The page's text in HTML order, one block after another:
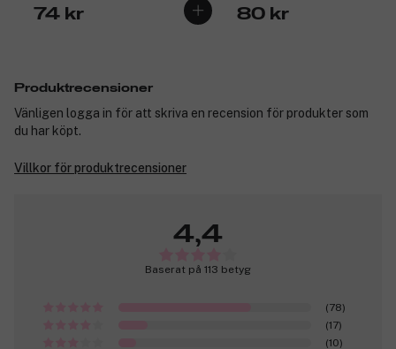
74 kr 80 kr
Produktrecensioner
Vänligen logga in för att skriva en recension för produkter som
du har köpt.
Villkor för produktrecensioner
4,4
Baserat på 113 betyg
(78)
(17)
(10)